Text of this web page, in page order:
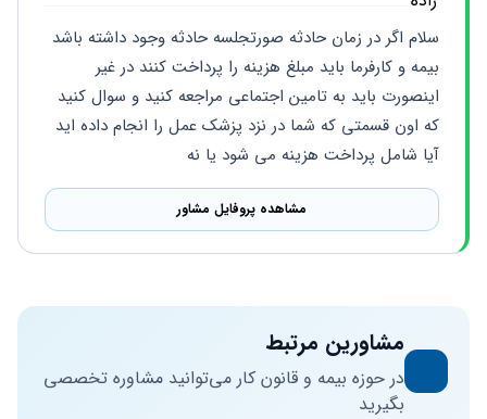
آیا شامل پرداخت هزینه می شود یا نه
مشاهده پروفایل مشاور
مشاورین مرتبط
در حوزه بیمه و قانون کار می‌توانید مشاوره تخصصی
بگیرید